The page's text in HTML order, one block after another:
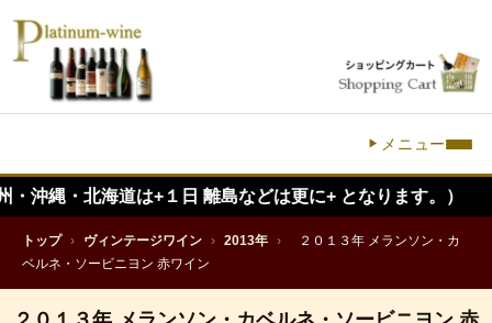
メニュー
道は+１日 離島などは更に+ となります。）
トップ › ヴィンテージワイン › 2013年 ›
２０１３年 メランソン・カ
ベルネ・ソービニヨン 赤ワイン